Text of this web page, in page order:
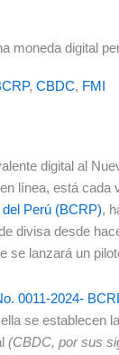
moneda digital
, CBDC, FMI
digital al
línea, está cada
Perú (BCRP),
divisa desde
se lanzará un
0011-2024-
se establecen
(CBDC, por sus